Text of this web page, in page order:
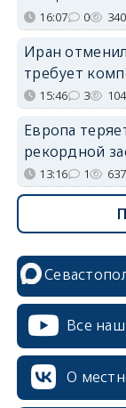
16:07 0 340
Иран
требует
15:46 3
Европа
рекордной
13:16 1 637
Все
О